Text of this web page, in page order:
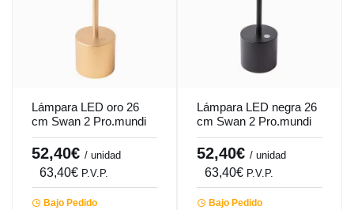
Lámpara LED oro 26
cm Swan 2 Pro.mundi
52,40€ / unidad
63,40€ P.V.P.
Bajo Pedido
Lámpara LED negra 26
cm Swan 2 Pro.mundi
52,40€ / unidad
63,40€ P.V.P.
Bajo Pedido